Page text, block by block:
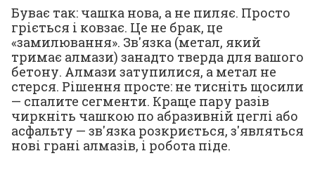
Буває так: чашка нова, а не пиляє. Просто
гріється і ковзає. Це не брак, це
«замилювання». Зв'язка (метал, який
тримає алмази) занадто тверда для вашого
бетону. Алмази затупилися, а метал не
стерся. Рішення просте: не тисніть щосили
— спалите сегменти. Краще пару разів
чиркніть чашкою по абразивній цеглі або
асфальту — зв'язка розкриється, з'являться
нові грані алмазів, і робота піде.